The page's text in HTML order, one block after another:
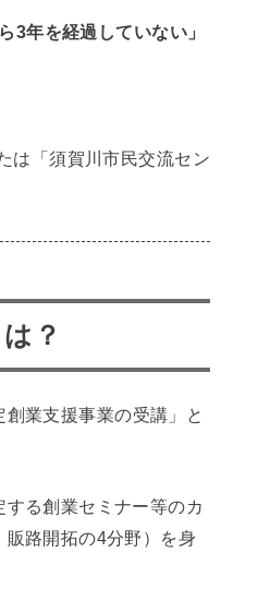
3年を経過していない」
たは「須賀川市民交流セン
？
創業支援事業の受講」と
する創業セミナー等のカ
路開拓の4分野）を身